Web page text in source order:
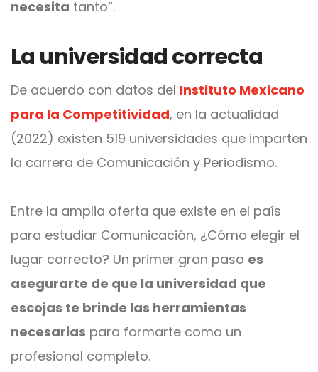
necesita tanto”.
La universidad correcta
De acuerdo con datos del Instituto Mexicano
para la Competitividad, en la actualidad
(2022) existen 519 universidades que imparten
la carrera de Comunicación y Periodismo.
Entre la amplia oferta que existe en el país
para estudiar Comunicación, ¿Cómo elegir el
lugar correcto? Un primer gran paso es
asegurarte de que la universidad que
escojas te brinde las herramientas
necesarias para formarte como un
profesional completo.